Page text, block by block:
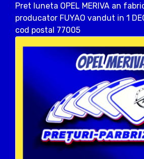
Pret luneta OPEL MERIVA an
producator FUYAO vandut in 1
cod postal 77005